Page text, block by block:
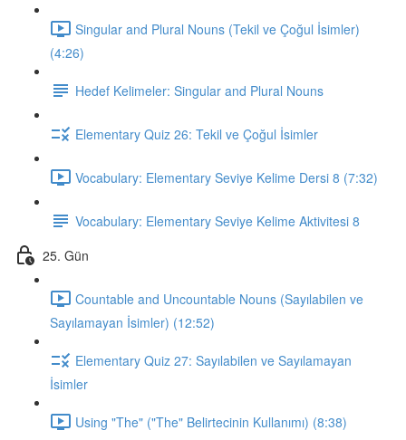
Singular and Plural Nouns (Tekil ve Çoğul İsimler)
(4:26)
Hedef Kelimeler: Singular and Plural Nouns
Elementary Quiz 26: Tekil ve Çoğul İsimler
Vocabulary: Elementary Seviye Kelime Dersi 8 (7:32)
Vocabulary: Elementary Seviye Kelime Aktivitesi 8
25. Gün
Countable and Uncountable Nouns (Sayılabilen ve
Sayılamayan İsimler) (12:52)
Elementary Quiz 27: Sayılabilen ve Sayılamayan
İsimler
Using "The" ("The" Belirtecinin Kullanımı) (8:38)